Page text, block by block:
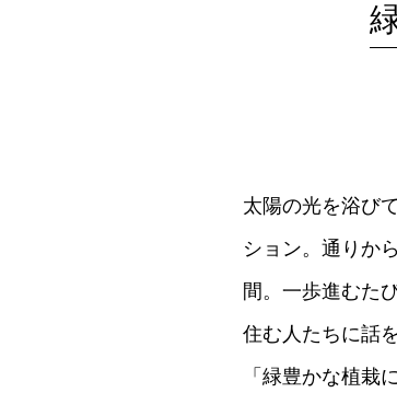
太陽の光を浴び
ション。通りか
間。一歩進むた
住む人たちに話
「緑豊かな植栽